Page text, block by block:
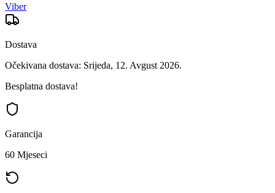
Viber
Dostava
Očekivana dostava: Srijeda, 12. Avgust 2026.
Besplatna dostava!
Garancija
60 Mjeseci